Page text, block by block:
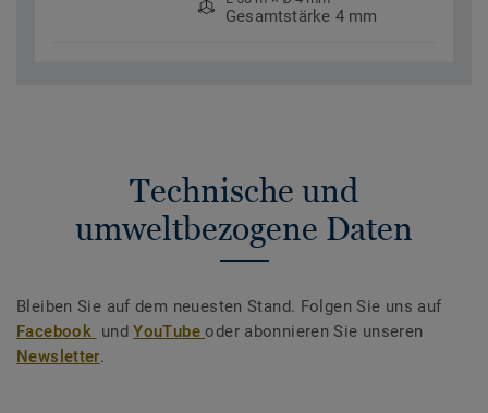
Gesamtstärke 4 mm
Technische und
umweltbezogene Daten
Bleiben Sie auf dem neuesten Stand. Folgen Sie uns auf
Facebook undYouTubeoder abonnieren Sie unseren
Newsletter.